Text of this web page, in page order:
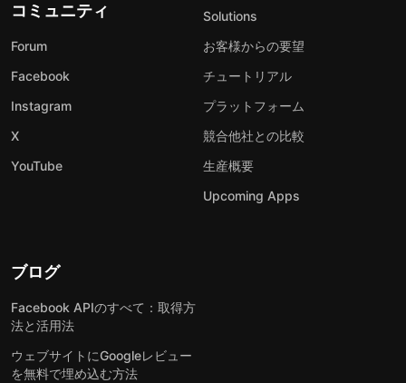
コミュニティ
Forum
Facebook
Instagram
X
YouTube
Solutions
お客様からの要望
チュートリアル
プラットフォーム
競合他社との比較
生産概要
Upcoming Apps
ブログ
Facebook APIのすべて：取得方
法と活用法
ウェブサイトにGoogleレビュー
を無料で埋め込む方法